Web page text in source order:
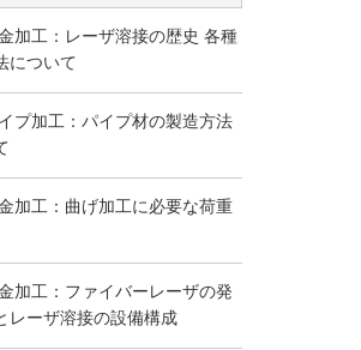
加工：レーザ溶接の歴史 各種
について
プ加工：パイプ材の製造方法
加工：曲げ加工に必要な荷重
加工：ファイバーレーザの発
レーザ溶接の設備構成